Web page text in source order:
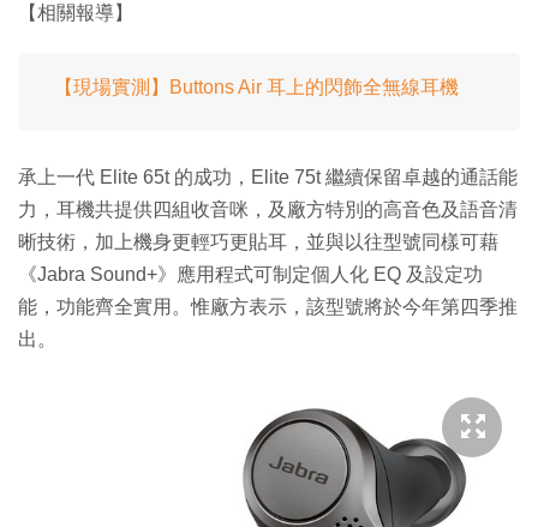
【相關報導】
【現場實測】Buttons Air 耳上的閃飾全無線耳機
承上一代 Elite 65t 的成功，Elite 75t 繼續保留卓越的通話能
力，耳機共提供四組收音咪，及廠方特別的高音色及語音清
晰技術，加上機身更輕巧更貼耳，並與以往型號同樣可藉
《Jabra Sound+》應用程式可制定個人化 EQ 及設定功
能，功能齊全實用。惟廠方表示，該型號將於今年第四季推
出。